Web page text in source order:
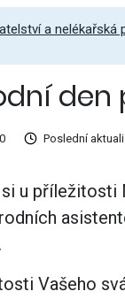
a nelékařská
Poslední
si u
Vašeho